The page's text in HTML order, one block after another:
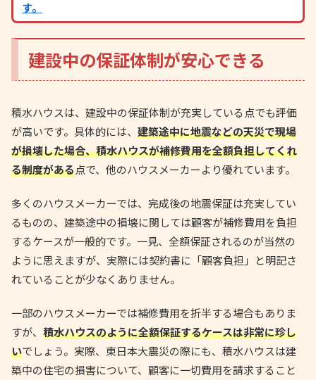
す。
建設中の保証体制が安心できる
積水ハウスは、建設中の保証体制が充実している点でも評価
が高いです。具体的には、 建築途中に地震などの天災で現場
が損壊した場合、積水ハウスが補修費用を全額負担してくれ
る制度がある点で、他のハウスメーカーより優れています。
多くのハウスメーカーでは、完成後の地震保証は充実してい
るものの、建築途中の損壊に関しては顧客が補修費用を負担
するケースが一般的です。一見、全額保証されるのが当然の
ように思えますが、実際には契約書に「顧客負担」と明記さ
れていることが少なくありません。
一部のハウスメーカーでは補修費用を折半する場合もありま
すが、 積水ハウスのように全額保証するケースは非常に珍し
いでしょう。実際、東日本大震災の際にも、積水ハウスは建
築中の住宅の損害について、顧客に一切費用を請求すること